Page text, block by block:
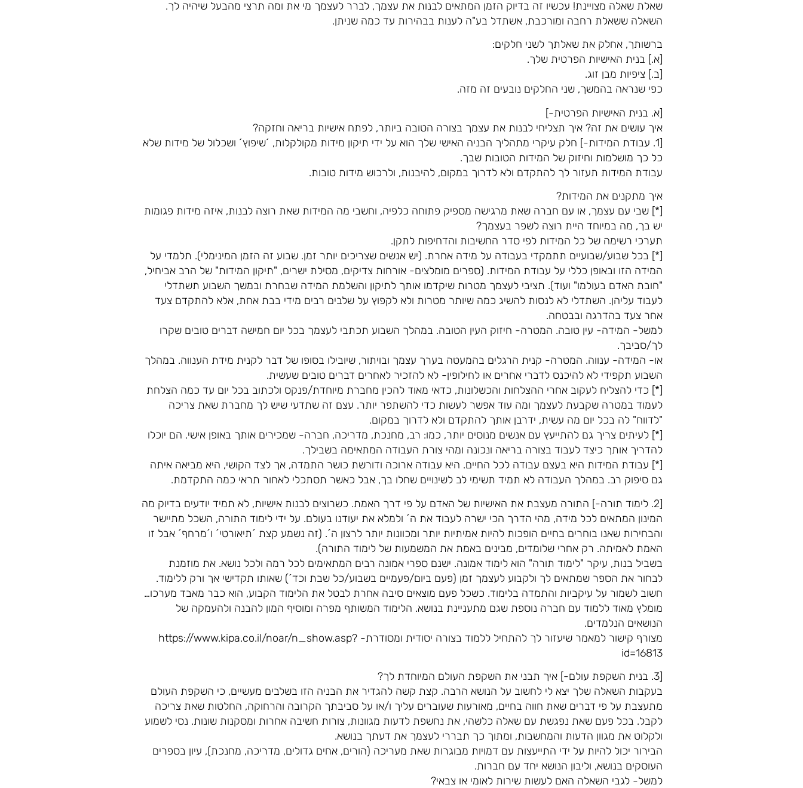
שאלת שאלה מצויינת! עכשיו זה בדיוק הזמן המתאים לבנות את עצמך, לברר לעצמך מי את ומה תרצי מהבעל שיהיה לך.
השאלה ששאלת רחבה ומורכבת, אשתדל בע"ה לענות בבהירות עד כמה שניתן.
ברשותך, אחלק את שאלתך לשני חלקים:
[א.] בנית האישיות הפרטית שלך.
[ב.] ציפיות מבן זוג.
כפי שנראה בהמשך, שני החלקים נובעים זה מזה.
[א. בנית האישיות הפרטית-]
איך עושים את זה? איך תצליחי לבנות את עצמך בצורה הטובה ביותר, לפתח אישיות בריאה וחזקה?
[1. עבודת המידות-] חלק עיקרי מתהליך הבניה האישי שלך הוא על ידי תיקון מידות מקולקלות, ´שיפוץ´ ושכלול של מידות שלא
כל כך מושלמות וחיזוק של המידות הטובות שבך.
עבודת המידות תעזור לך להתקדם ולא לדרוך במקום, להיבנות, ולרכוש מידות טובות.
איך מתקנים את המידות?
[*] שבי עם עצמך, או עם חברה שאת מרגישה מספיק פתוחה כלפיה, וחשבי מה המידות שאת רוצה לבנות, איזה מידות פגומות
יש בך, מה במיוחד היית רוצה לשפר בעצמך?
תערכי רשימה של כל המידות לפי סדר החשיבות והדחיפות לתקן.
[*] בכל שבוע/שבועיים תתמקדי בעבודה על מידה אחרת. (יש אנשים שצריכים יותר זמן. שבוע זה הזמן המינימלי). תלמדי על
המידה הזו ובאופן כללי על עבודת המידות. (ספרים מומלצים- אורחות צדיקים, מסילת ישרים, "תיקון המידות" של הרב אביחיל,
"חובת האדם בעולמו" ועוד). תציבי לעצמך מטרות שיקדמו אותך לתיקון והשלמת המידה שבחרת ובמשך השבוע תשתדלי
לעבוד עליהן. השתדלי לא לנסות להשיג כמה שיותר מטרות ולא לקפוץ על שלבים רבים מידי בבת אחת, אלא להתקדם צעד
אחר צעד בהדרגה ובבטחה.
למשל- המידה- עין טובה. המטרה- חיזוק העין הטובה. במהלך השבוע תכתבי לעצמך בכל יום חמישה דברים טובים שקרו
לך/סביבך.
או- המידה- ענווה. המטרה- קנית הרגלים בהמעטה בערך עצמך ובויתור, שיובילו בסופו של דבר לקנית מידת הענווה. במהלך
השבוע תקפידי לא להיכנס לדברי אחרים או לחילופין- לא להזכיר לאחרים דברים טובים שעשית.
[*] כדי להצליח לעקוב אחרי ההצלחות והכשלונות, כדאי מאוד להכין מחברת מיוחדת/פנקס ולכתוב בכל יום עד כמה הצלחת
לעמוד במטרה שקבעת לעצמך ומה עוד אפשר לעשות כדי להשתפר יותר. עצם זה שתדעי שיש לך מחברת שאת צריכה
"לדווח" לה בכל יום מה עשית, ידרבן אותך להתקדם ולא לדרוך במקום.
[*] לעיתים צריך גם להתייעץ עם אנשים מנוסים יותר, כמו: רב, מחנכת, מדריכה, חברה- שמכירים אותך באופן אישי. הם יוכלו
להדריך אותך כיצד לעבוד בצורה בריאה ונכונה ומהי צורת העבודה המתאימה בשבילך.
[*] עבודת המידות היא בעצם עבודה לכל החיים. היא עבודה ארוכה ודורשת כושר התמדה, אך לצד הקושי, היא מביאה איתה
גם סיפוק רב. במהלך העבודה לא תמיד תשימי לב לשינויים שחלו בך, אבל כאשר תסתכלי לאחור תראי כמה התקדמת.
[2. לימוד תורה-] התורה מעצבת את האישיות של האדם על פי דרך האמת. כשרוצים לבנות אישיות, לא תמיד יודעים בדיוק מה
המינון המתאים לכל מידה, מהי הדרך הכי ישרה לעבוד את ה´ ולמלא את יעודנו בעולם. על ידי לימוד התורה, השכל מתיישר
והבחירות שאנו בוחרים בחיים הופכות להיות אמיתיות יותר ומכוונות יותר לרצון ה´. (זה נשמע קצת ´תיאורטי´ ו´מרחף´ אבל זו
האמת לאמיתה. רק אחרי שלומדים, מבינים באמת את המשמעות של לימוד התורה).
בשביל בנות, עיקר "לימוד תורה" הוא לימוד אמונה. ישנם ספרי אמונה רבים המתאימים לכל רמה ולכל נושא. את מוזמנת
לבחור את הספר שמתאים לך ולקבוע לעצמך זמן (פעם ביום/פעמיים בשבוע/כל שבת וכד´) שאותו תקדישי אך ורק ללימוד.
חשוב לשמור על עיקביות והתמדה בלימוד. כשכל פעם מוצאים סיבה אחרת לבטל את הלימוד הקבוע, הוא כבר מאבד מערכו…
מומלץ מאוד ללמוד עם חברה נוספת שגם מתעניינת בנושא. הלימוד המשותף מפרה ומוסיף המון להבנה ולהעמקה של
הנושאים הנלמדים.
מצורף קישור למאמר שיעזור לך להתחיל ללמוד בצורה יסודית ומסודרת- https://www.kipa.co.il/noar/n_show.asp?
id=16813
[3. בנית השקפת עולם-] איך תבני את השקפת העולם המיוחדת לך?
בעקבות השאלה שלך יצא לי לחשוב על הנושא הרבה. קצת קשה להגדיר את הבניה הזו בשלבים מעשיים, כי השקפת העולם
מתעצבת על פי דברים שאת חווה בחיים, מאורעות שעוברים עליך ו/או על סביבתך הקרובה והרחוקה, החלטות שאת צריכה
לקבל. בכל פעם שאת נפגשת עם שאלה כלשהי, את נחשפת לדעות מגוונות, צורות חשיבה אחרות ומסקנות שונות. נסי לשמוע
ולקלוט את מגוון הדעות והמחשבות, ומתוך כך תבררי לעצמך את דעתך בנושא.
הבירור יכול להיות על ידי התייעצות עם דמויות מבוגרות שאת מעריכה (הורים, אחים גדולים, מדריכה, מחנכת), עיון בספרים
העוסקים בנושא, וליבון הנושא יחד עם חברות.
למשל- לגבי השאלה האם לעשות שירות לאומי או צבאי?